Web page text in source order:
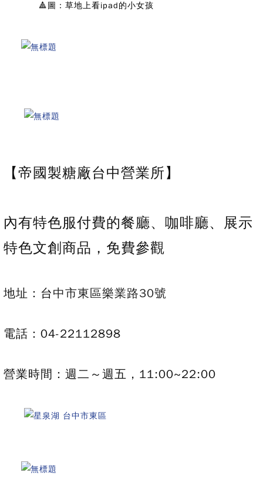
🔺圖：草地上看ipad的小女孩
【帝國製糖廠台中營業所】
內有特色服付費的餐廳、咖啡廳、展示
特色文創商品，免費參觀
地址：台中市東區樂業路30號
電話： 04-22112898
營業時間：週二～週五，11:00~22:00